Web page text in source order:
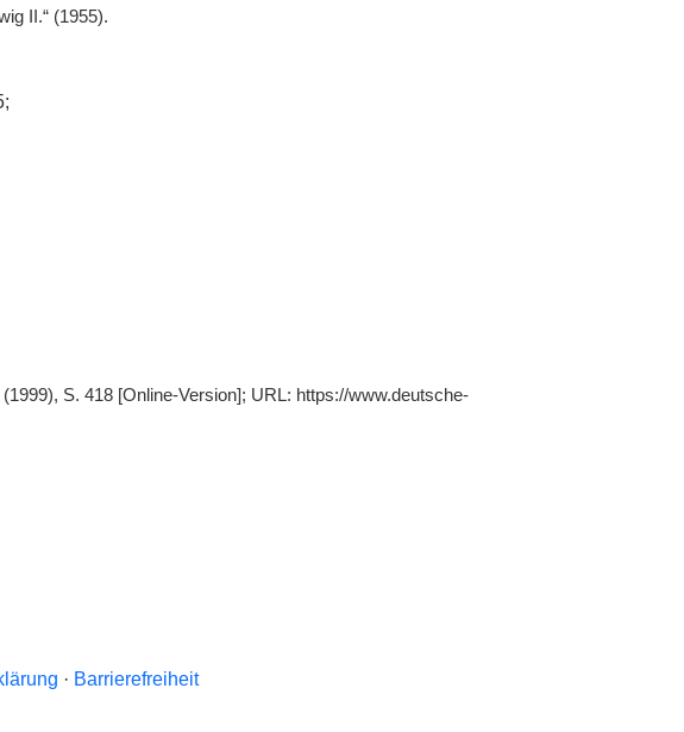
II.“ (1955).
S. 418 [Online-Version]; URL: https://www.deutsche-
· Barrierefreiheit